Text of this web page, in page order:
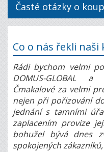
Časté otázky o
Co o nás řekli naši
Rádi bychom velmi
DOMUS-GLOBAL
Čmakalové za velmi
nejen při pořizování
jednání s tamními
zaplacením provize
bohužel bývá dnes
spokojených